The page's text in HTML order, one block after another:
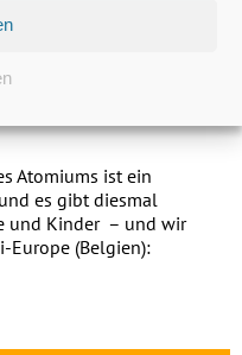
ab 19€
Atomiums ist ein
es gibt diesmal
und Kinder – und wir
Europe (Belgien):